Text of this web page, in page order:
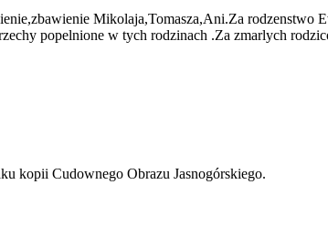
Mikolaja,Tomasza,Ani.Za rodzenstwo
popelnione w tych rodzinach .Za zmarlych
kopii Cudownego Obrazu Jasnogórskiego.